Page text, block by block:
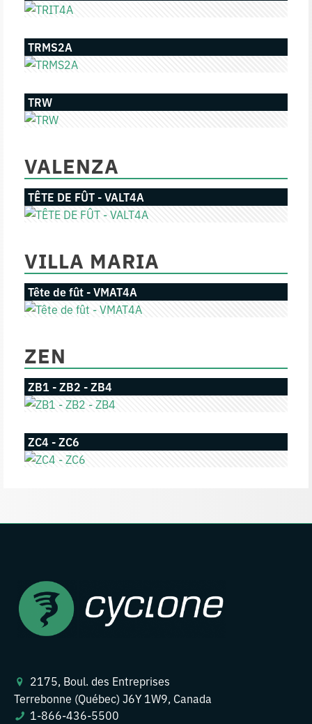
TRMS2A
TRW
VALENZA
TÊTE DE FÛT - VALT4A
VILLA MARIA
Tête de fût - VMAT4A
ZEN
ZB1 - ZB2 - ZB4
ZC4 - ZC6
2175, Boul. des Entreprises
Terrebonne (Québec) J6Y 1W9, Canada
1-866-436-5500